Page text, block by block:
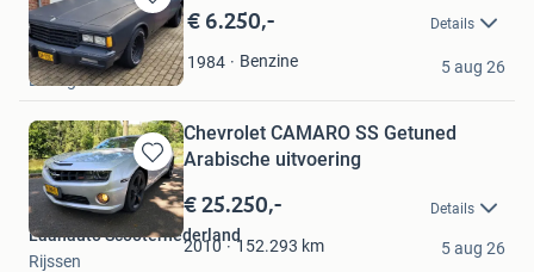
Bewaren
in
Mijn
Favorieten
€ 6.250,- Details
1984 Benzine
RV
Landgraaf
5 aug 26
Bewaren
in
Mijn
Favorieten
Chevrolet CAMARO SS Getuned
Arabische uitvoering
€ 25.250,- Details
2010 152.293 km
Laanauto Scooternederland
Rijssen
5 aug 26